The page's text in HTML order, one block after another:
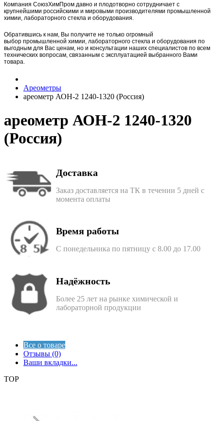
Компания СоюзХимПром давно и плодотворно сотрудничает с
крупнейшими российскими и мировыми производителями промышленной
химии, лабораторного стекла и оборудования.
Обратившись к нам, Вы получите не только огромный
выбор промышленной химии, лабораторного стекла и оборудования по
выгодным для Вас ценам, но и консультации наших специалистов по всем
технических вопросам, связанным с эксплуатацией выбранного Вами
товара.
Ареометры
ареометр АОН-2 1240-1320 (Россия)
ареометр АОН-2 1240-1320
(Россия)
Доставка
Заказ доставляется на ТК в течении 5 дней с
момента оплаты
Время работы
С понедельника по пятницу с 8.00 до 17.00
Надёжность
Более 25 лет на рынке химической и
лабораторной продукции
Все о товаре
Отзывы (0)
Ваши вкладки...
TOP